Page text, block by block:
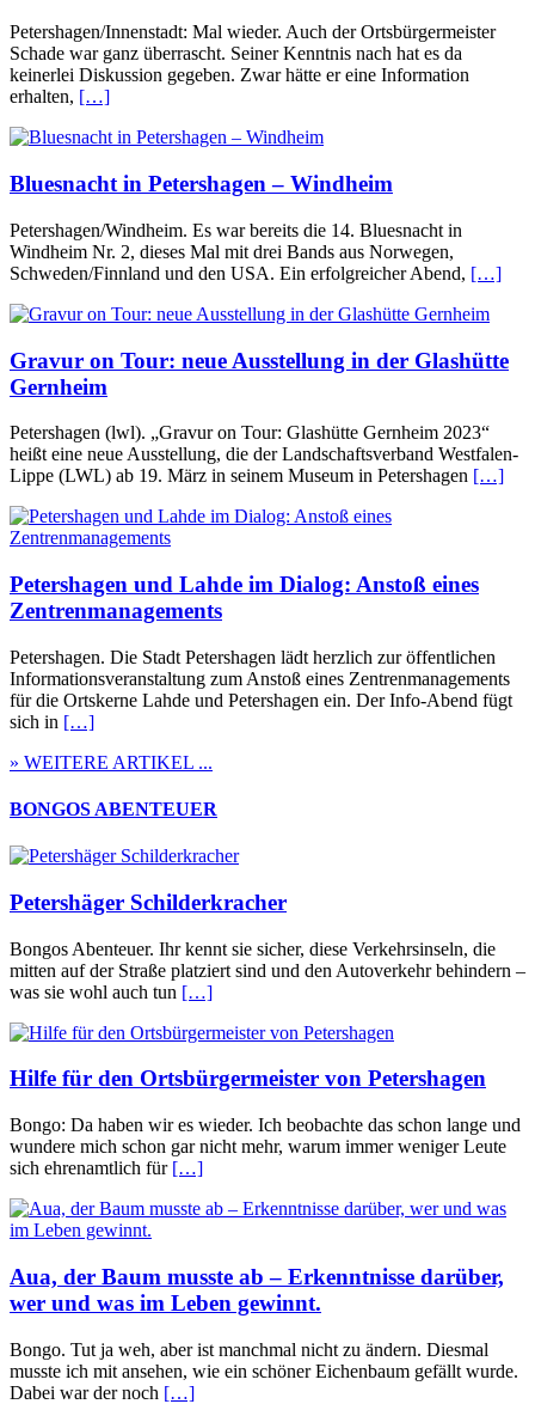
Petershagen/Innenstadt: Mal wieder. Auch der Ortsbürgermeister
Schade war ganz überrascht. Seiner Kenntnis nach hat es da
keinerlei Diskussion gegeben. Zwar hätte er eine Information
erhalten, […]
Bluesnacht in Petershagen – Windheim
Petershagen/Windheim. Es war bereits die 14. Bluesnacht in
Windheim Nr. 2, dieses Mal mit drei Bands aus Norwegen,
Schweden/Finnland und den USA. Ein erfolgreicher Abend, […]
Gravur on Tour: neue Ausstellung in der Glashütte
Gernheim
Petershagen (lwl). „Gravur on Tour: Glashütte Gernheim 2023“
heißt eine neue Ausstellung, die der Landschaftsverband Westfalen-
Lippe (LWL) ab 19. März in seinem Museum in Petershagen […]
Petershagen und Lahde im Dialog: Anstoß eines
Zentrenmanagements
Petershagen. Die Stadt Petershagen lädt herzlich zur öffentlichen
Informationsveranstaltung zum Anstoß eines Zentrenmanagements
für die Ortskerne Lahde und Petershagen ein. Der Info-Abend fügt
sich in […]
» WEITERE ARTIKEL ...
BONGOS ABENTEUER
Petershäger Schilderkracher
Bongos Abenteuer. Ihr kennt sie sicher, diese Verkehrsinseln, die
mitten auf der Straße platziert sind und den Autoverkehr behindern –
was sie wohl auch tun […]
Hilfe für den Ortsbürgermeister von Petershagen
Bongo: Da haben wir es wieder. Ich beobachte das schon lange und
wundere mich schon gar nicht mehr, warum immer weniger Leute
sich ehrenamtlich für […]
Aua, der Baum musste ab – Erkenntnisse darüber,
wer und was im Leben gewinnt.
Bongo. Tut ja weh, aber ist manchmal nicht zu ändern. Diesmal
musste ich mit ansehen, wie ein schöner Eichenbaum gefällt wurde.
Dabei war der noch […]